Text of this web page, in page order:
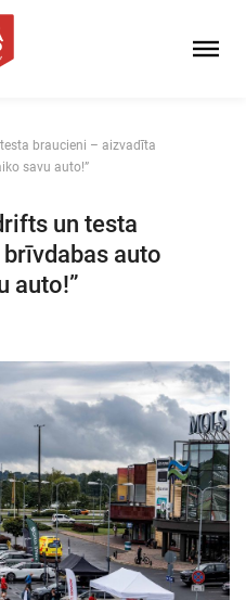
braucieni – aizvadīta
savu auto!”
un testa
auto
auto!”